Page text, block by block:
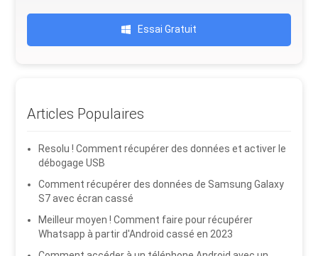
Essai Gratuit
Articles Populaires
Resolu ! Comment récupérer des données et activer le
débogage USB
Comment récupérer des données de Samsung Galaxy
S7 avec écran cassé
Meilleur moyen ! Comment faire pour récupérer
Whatsapp à partir d'Android cassé en 2023